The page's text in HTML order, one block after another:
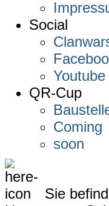
Social
Youtube
QR-Cup
Coming
soon
Sie